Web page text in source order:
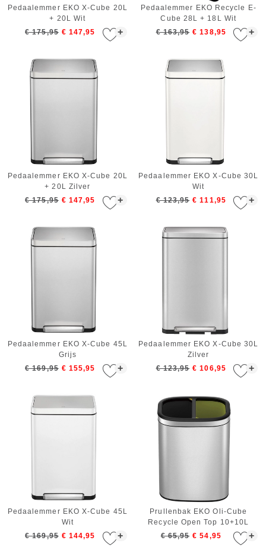
+
Pedaalemmer EKO X-Cube 20L
+ 20L Wit
€ 175,95 € 147,95 +
Pedaalemmer EKO Recycle E-
Cube 28L + 18L Wit
€ 163,95 € 138,95
+
Pedaalemmer EKO X-Cube 20L
+ 20L Zilver
€ 175,95 € 147,95 +
Pedaalemmer EKO X-Cube 30L
Wit
€ 123,95 € 111,95
+
Pedaalemmer EKO X-Cube 45L
Grijs
€ 169,95 € 155,95 +
Pedaalemmer EKO X-Cube 30L
Zilver
€ 123,95 € 106,95
+
Pedaalemmer EKO X-Cube 45L
Wit
€ 169,95 € 144,95 +
Prullenbak EKO Oli-Cube
Recycle Open Top 10+10L
Zilver
€ 65,95 € 54,95